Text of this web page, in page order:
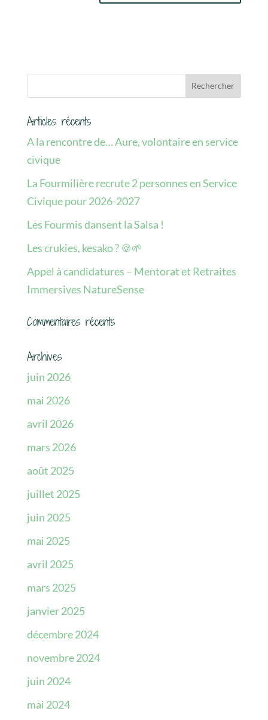
Articles récents
A la rencontre de… Aure, volontaire en service
civique
La Fourmilière recrute 2 personnes en Service
Civique pour 2026-2027
Les Fourmis dansent la Salsa !
Les crukies, kesako ? 🍪🌱
Appel à candidatures – Mentorat et Retraites
Immersives NatureSense
Commentaires récents
Archives
juin 2026
mai 2026
avril 2026
mars 2026
août 2025
juillet 2025
juin 2025
mai 2025
avril 2025
mars 2025
janvier 2025
décembre 2024
novembre 2024
juin 2024
mai 2024